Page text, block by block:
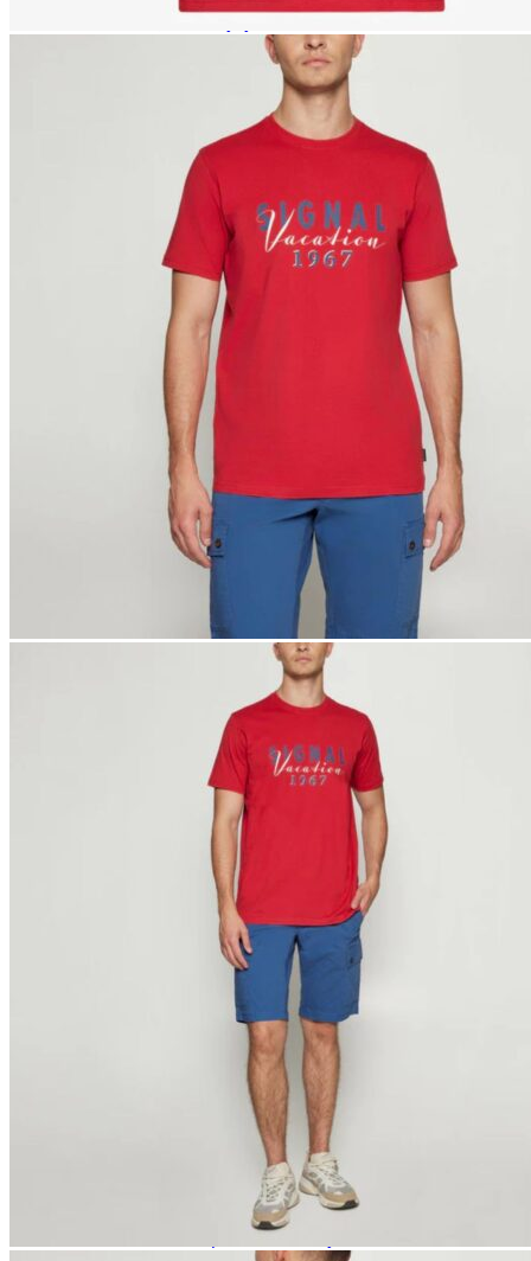
Paidat, tunikat ja jakut
Naisten puserot
Naisten neuleet
Naisten neuletakit
Naisten neulepuserot
Naisten mekot ja hameet
Mekot
Hameet
Naisten housut
Leggingsit ja collegehousut
Naisten housut
Naisten farkut
Caprit ja shortsit
Naisten asusteet
Vyöt ja korut
Naisten päähineet, huivit ja käsineet
Naisten yöasut ja alusvaatteet
Naisten alusvaatteet
Sukat ja sukkahousut
Naisten yöasut
Naisten aamutakit ja kylpytakit
Naisten takit
Naisten kevät-ja syystakit
Naisten nahkatakit
Naisten talvitakit
Lasten paidat
Lasten kauluspaidat
Lasten trikoopaidat
Lasten colleget ja hupparit
Lasten neuleet
Lasten mekot ja hameet
Mekot ja hameet
Lasten puvut,bleiserit,liivit
Lasten housut
Lasten housut
Lasten trikoo-ja collegehousut
Lasten farkut
Lasten juhlahousut
Yöasut ja kylpytakit
Lasten yöpaidat
Lasten pyjamat
Vyöt, käsineet,pipot, ym
Sukat, sukkahousut, ym
Ulkoilupuvut, housut ja haalarit